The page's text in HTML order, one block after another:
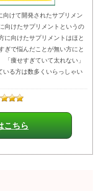
けて開発されたサプリメン
向けたサプリメントというの
に向けたサプリメントはほと
ぎで悩んだことが無い方にと
「痩せすぎていて太れない」
いる方は数多くいらっしゃい
こちら